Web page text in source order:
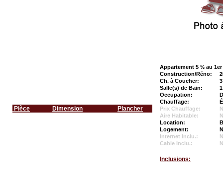
Pièce Dimension Plancher
Appartement 5 ½ au 1er
Construction/Réno:
Ch. à Coucher:
3
Salle(s) de Bain:
1
Occupation:
Chauffage:
Prix Chauffage:
Aire Habitable:
Location:
Logement:
Internet Inclu.:
Cable Inclu.:
Inclusions: